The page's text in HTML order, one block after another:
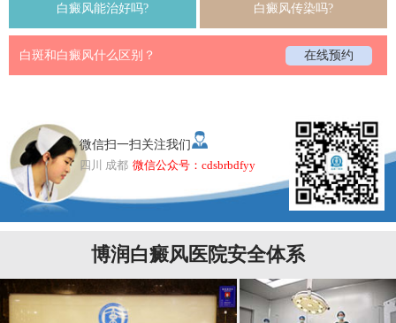
白癜风能治好吗? 白癜风传染吗?
白斑和白癜风什么区别？ 在线预约
微信扫一扫关注我们
四川 成都 微信公众号：cdsbrbdfyy
博润白癜风医院安全体系